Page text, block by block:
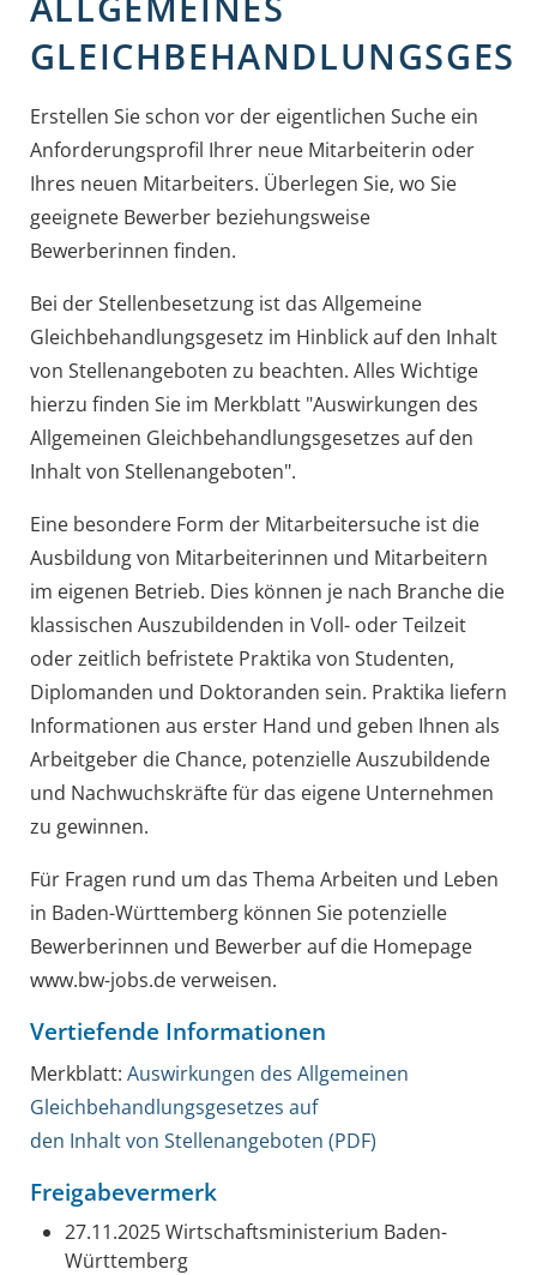
Erstellen Sie schon vor der eigentlichen Suche ein
Anforderungsprofil Ihrer neue Mitarbeiterin oder
Ihres neuen Mitarbeiters. Überlegen Sie, wo Sie
geeignete Bewerber beziehungsweise
Bewerberinnen finden.
Bei der Stellenbesetzung ist das Allgemeine
Gleichbehandlungsgesetz im Hinblick auf den Inhalt
von Stellenangeboten zu beachten. Alles Wichtige
hierzu finden Sie im Merkblatt "Auswirkungen des
Allgemeinen Gleichbehandlungsgesetzes auf den
Inhalt von Stellenangeboten".
Eine besondere Form der Mitarbeitersuche ist die
Ausbildung von Mitarbeiterinnen und Mitarbeitern
im eigenen Betrieb. Dies können je nach Branche die
klassischen Auszubildenden in Voll- oder Teilzeit
oder zeitlich befristete Praktika von Studenten,
Diplomanden und Doktoranden sein. Praktika liefern
Informationen aus erster Hand und geben Ihnen als
Arbeitgeber die Chance, potenzielle Auszubildende
und Nachwuchskräfte für das eigene Unternehmen
zu gewinnen.
Für Fragen rund um das Thema Arbeiten und Leben
in Baden-Württemberg können Sie potenzielle
Bewerberinnen und Bewerber auf die Homepage
www.bw-jobs.de verweisen.
Vertiefende Informationen
Merkblatt: Auswirkungen des Allgemeinen
Gleichbehandlungsgesetzes auf
den Inhalt von Stellenangeboten (PDF)
Freigabevermerk
27.11.2025Wirtschaftsministerium Baden-
Württemberg